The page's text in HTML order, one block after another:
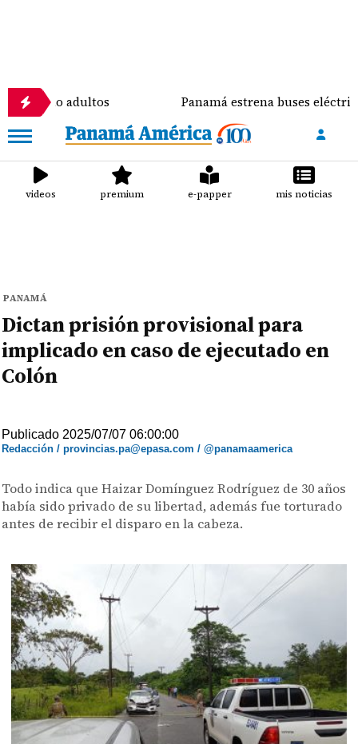
como adultos Panamá estrena buses
videos premium e-papper mis noticias
PANAMÁ
Dictan prisión provisional para
implicado en caso de ejecutado en
Colón
Publicado 2025/07/07 06:00:00
Redacción / provincias.pa@epasa.com / @panamaamerica
Todo indica que Haizar Domínguez Rodríguez de 30 años
había sido privado de su libertad, además fue torturado
antes de recibir el disparo en la cabeza.